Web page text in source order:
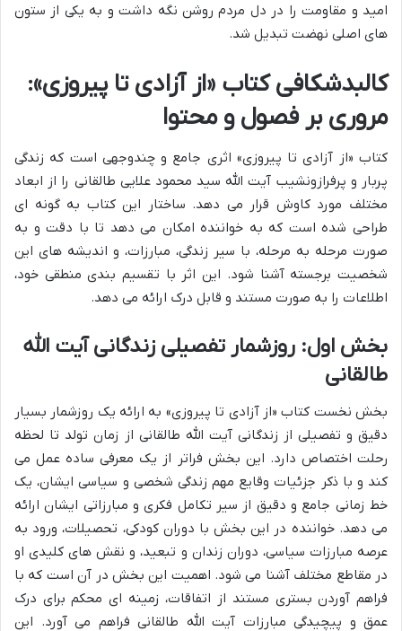
امید و مقاومت را در دل مردم روشن نگه داشت و به یکی از ستون
های اصلی نهضت تبدیل شد.
کالبدشکافی کتاب «از آزادی تا پیروزی»:
مروری بر فصول و محتوا
کتاب «از آزادی تا پیروزی» اثری جامع و چندوجهی است که زندگی
پربار و پرفرازونشیب آیت الله سید محمود علایی طالقانی را از ابعاد
مختلف مورد کاوش قرار می دهد. ساختار این کتاب به گونه ای
طراحی شده است که به خواننده امکان می دهد تا با دقت و به
صورت مرحله به مرحله، با سیر زندگی، مبارزات، و اندیشه های این
شخصیت برجسته آشنا شود. این اثر با تقسیم بندی منطقی خود،
اطلاعات را به صورت مستند و قابل درک ارائه می دهد.
بخش اول: روزشمار تفصیلی زندگانی آیت الله
طالقانی
بخش نخست کتاب «از آزادی تا پیروزی» به ارائه یک روزشمار بسیار
دقیق و تفصیلی از زندگانی آیت الله طالقانی از زمان تولد تا لحظه
رحلت اختصاص دارد. این بخش فراتر از یک معرفی ساده عمل می
کند و با ذکر جزئیات وقایع مهم زندگی شخصی و سیاسی ایشان، یک
خط زمانی جامع و دقیق از سیر تکامل فکری و مبارزاتی ایشان ارائه
می دهد. خواننده در این بخش با دوران کودکی، تحصیلات، ورود به
عرصه مبارزات سیاسی، دوران زندان و تبعید، و نقش های کلیدی او
در مقاطع مختلف آشنا می شود. اهمیت این بخش در آن است که با
فراهم آوردن بستری مستند از اتفاقات، زمینه ای محکم برای درک
عمق و پیچیدگی مبارزات آیت الله طالقانی فراهم می آورد. این